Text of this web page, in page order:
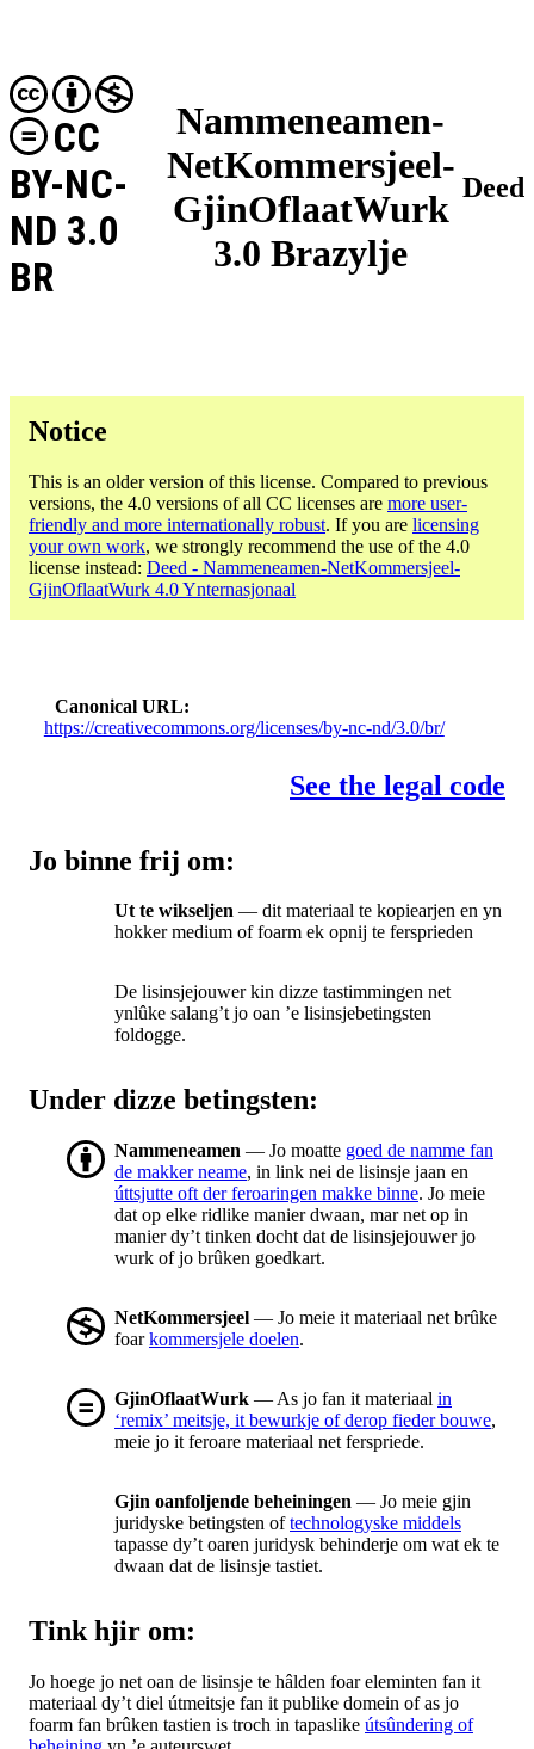
Nammeneamen-
NetKommersjeel-
GjinOflaatWurk
3.0 Brazylje
CC
BY-NC-
ND 3.0
BR
Deed
Notice
This is an older version of this license. Compared to previous
versions, the 4.0 versions of all CC licenses are more user-
friendly and more internationally robust. If you are licensing
your own work, we strongly recommend the use of the 4.0
license instead: Deed - Nammeneamen-NetKommersjeel-
GjinOflaatWurk 4.0 Ynternasjonaal
Canonical URL
https://creativecommons.org/licenses/by-nc-nd/3.0/br/
See the legal code
Jo binne frij om:
Ut te wikseljen — dit materiaal te kopiearjen en yn
hokker medium of foarm ek opnij te fersprieden
De lisinsjejouwer kin dizze tastimmingen net
ynlûke salang’t jo oan ’e lisinsjebetingsten
foldogge.
Under dizze betingsten:
Nammeneamen — Jo moatte goed de namme fan
de makker neame, in link nei de lisinsje jaan en
úttsjutte oft der feroaringen makke binne. Jo meie
dat op elke ridlike manier dwaan, mar net op in
manier dy’t tinken docht dat de lisinsjejouwer jo
wurk of jo brûken goedkart.
NetKommersjeel — Jo meie it materiaal net brûke
foarkommersjele doelen.
GjinOflaatWurk — As jo fan it materiaal in
‘remix’ meitsje, it bewurkje of derop fieder bouwe,
meie jo it feroare materiaal net ferspriede.
Gjin oanfoljende beheiningen — Jo meie gjin
juridyske betingsten oftechnologyske middels
tapasse dy’t oaren juridysk behinderje om wat ek te
dwaan dat de lisinsje tastiet.
Tink hjir om:
Jo hoege jo net oan de lisinsje te hâlden foar eleminten fan it
materiaal dy’t diel útmeitsje fan it publike domein of as jo
foarm fan brûken tastien is troch in tapaslike útsûndering of